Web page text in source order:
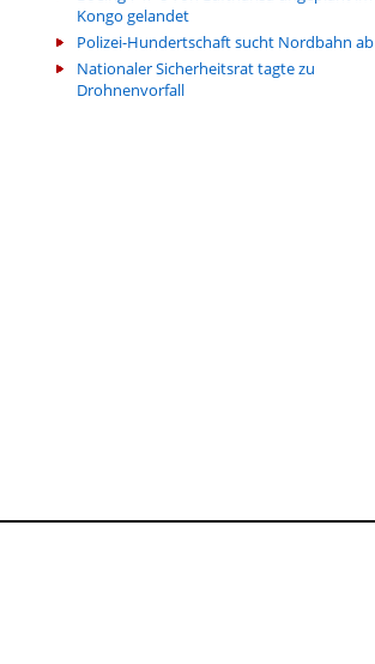
Kongo gelandet
Polizei-Hundertschaft sucht Nordbahn ab
Nationaler Sicherheitsrat tagte zu
Drohnenvorfall